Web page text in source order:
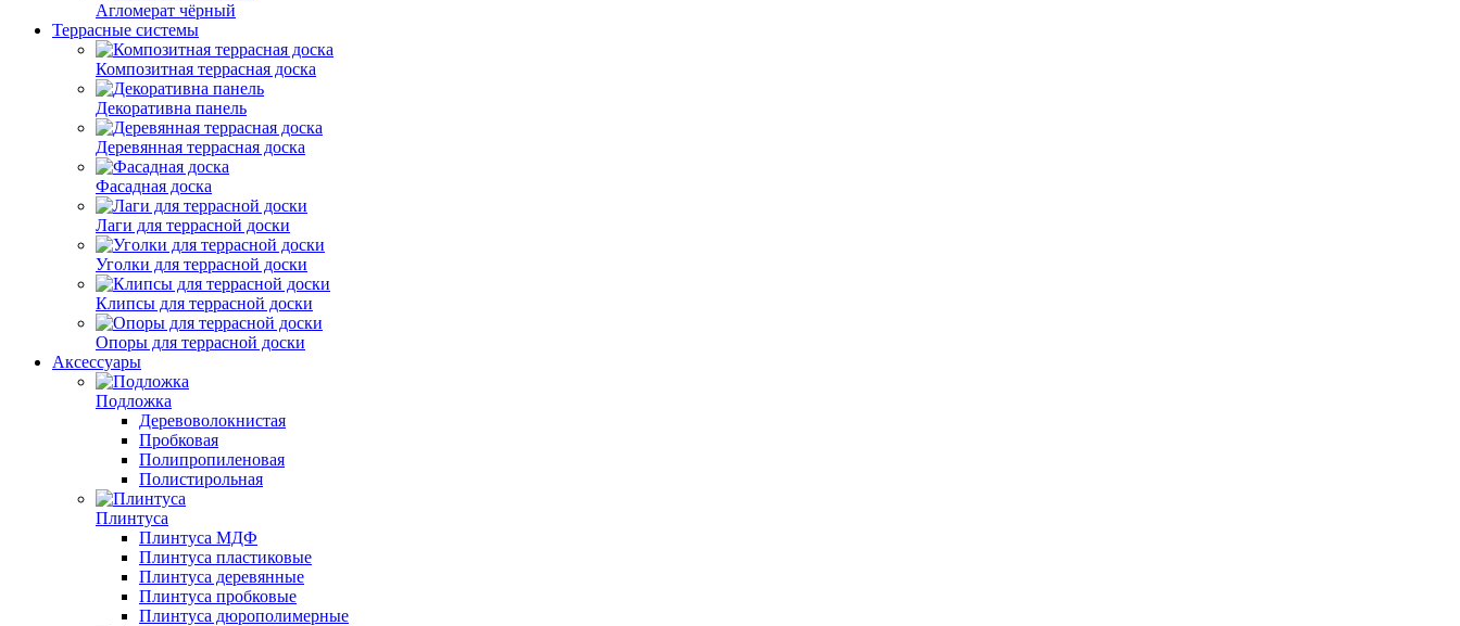
Агломерат чёрный
Террасные системы
Композитная террасная доска
Декоративна панель
Деревянная террасная доска
Фасадная доска
Лаги для террасной доски
Уголки для террасной доски
Клипсы для террасной доски
Опоры для террасной доски
Аксессуары
Подложка
Деревоволокнистая
Пробковая
Полипропиленовая
Полистирольная
Плинтуса
Плинтуса МДФ
Плинтуса пластиковые
Плинтуса деревянные
Плинтуса пробковые
Плинтуса дюрополимерные